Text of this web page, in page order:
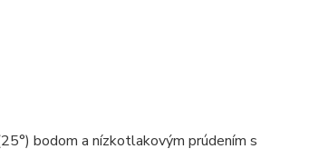
bodom a nízkotlakovým prúdením s